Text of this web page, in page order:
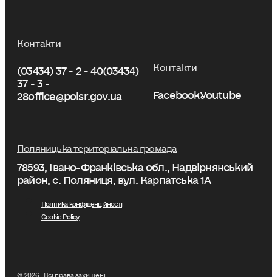
Контакти
(03434) 37 - 2 - 40(03434)
37 - 3 -
28office@polsr.gov.ua
Контакти
FacebookYoutube
Поляницька територіальна громада
78593, Івано-Франківська обл., Надвірнянський
район, с. Поляниця, вул. Карпатська 1А
Політика конфіденційності
Cookie Policy
© 2026 . Всі права захищені.